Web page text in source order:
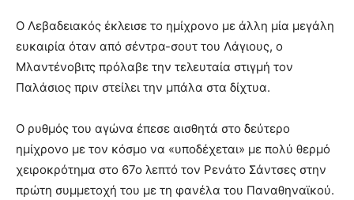
Ο Λεβαδειακός έκλεισε το ημίχρονο με άλλη μία μεγάλη
ευκαιρία όταν από σέντρα-σουτ του Λάγιους, ο
Μλαντένοβιτς πρόλαβε την τελευταία στιγμή τον
Παλάσιος πριν στείλει την μπάλα στα δίχτυα.
Ο ρυθμός του αγώνα έπεσε αισθητά στο δεύτερο
ημίχρονο με τον κόσμο να «υποδέχεται» με πολύ θερμό
χειροκρότημα στο 67ο λεπτό τον Ρενάτο Σάντσες στην
πρώτη συμμετοχή του με τη φανέλα του Παναθηναϊκού.